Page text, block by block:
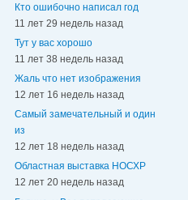
Кто ошибочно написал год
11 лет 29 недель назад
Тут у вас хорошо
11 лет 38 недель назад
Жаль что нет изображения
12 лет 16 недель назад
Самый замечательный и один
из
12 лет 18 недель назад
Областная выставка НОСХР
12 лет 20 недель назад